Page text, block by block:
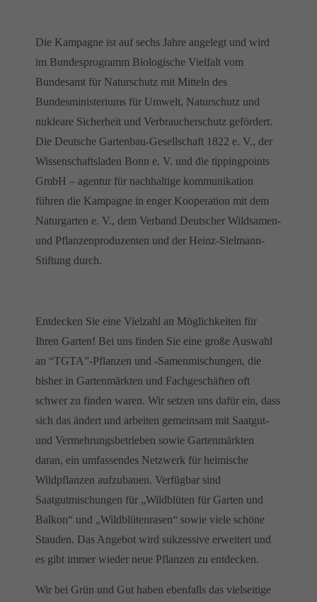
Die Kampagne ist auf sechs Jahre angelegt und wird
im Bundesprogramm Biologische Vielfalt vom
Bundesamt für Naturschutz mit Mitteln des
Bundesministeriums für Umwelt, Naturschutz und
nukleare Sicherheit und Verbraucherschutz gefördert.
Die Deutsche Gartenbau-Gesellschaft 1822 e. V., der
Wissenschaftsladen Bonn e. V. und die tippingpoints
GmbH – agentur für nachhaltige kommunikation
führen die Kampagne in enger Kooperation mit dem
Naturgarten e. V., dem Verband Deutscher Wildsamen-
und Pflanzenproduzenten und der Heinz-Sielmann-
Stiftung durch.
Entdecken Sie eine Vielzahl an Möglichkeiten für
Ihren Garten! Bei uns finden Sie eine große Auswahl
an “TGTA”-Pflanzen und -Samenmischungen, die
bisher in Gartenmärkten und Fachgeschäften oft
schwer zu finden waren. Wir setzen uns dafür ein, dass
sich das ändert und arbeiten gemeinsam mit Saatgut-
und Vermehrungsbetrieben sowie Gartenmärkten
daran, ein umfassendes Netzwerk für heimische
Wildpflanzen aufzubauen. Verfügbar sind
Saatgutmischungen für „Wildblüten für Garten und
Balkon“ und „Wildblütenrasen“ sowie viele schöne
Stauden. Das Angebot wird sukzessive erweitert und
es gibt immer wieder neue Pflanzen zu entdecken.
Wir bei Grün und Gut haben ebenfalls das vielseitige